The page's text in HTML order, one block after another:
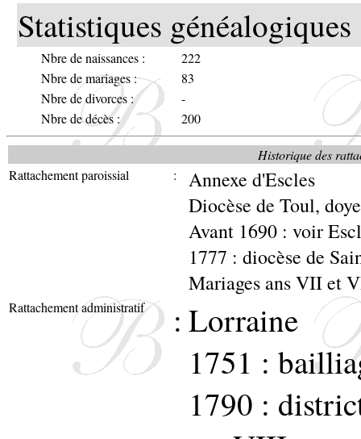
Statistiques
Nbre de naissances :
222
Nbre de mariages :
83
Nbre de divorces :
-
Nbre de décès :
200
Historique des
Rattachement paroissial
:
Annexe d'Escles
Diocèse de Toul,
Avant 1690 : voir
1777 : diocèse de
Mariages ans VII et
Rattachement administratif : Lorraine
1751 :
1790 :